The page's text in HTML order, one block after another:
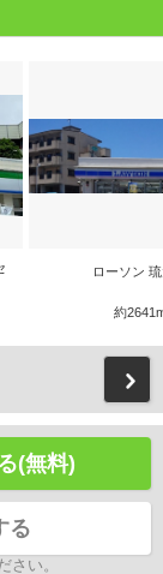
ローソン
約
(無料)
る
さい。